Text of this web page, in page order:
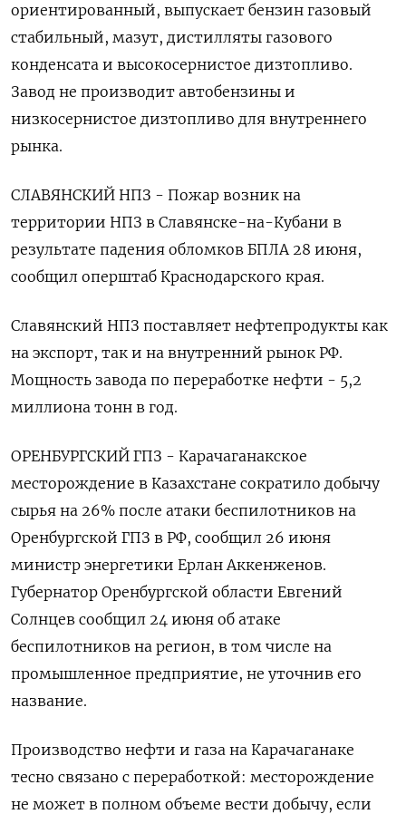
ориентированный, выпускает бензин газовый
стабильный, мазут, дистилляты газового
конденсата и высокосернистое дизтопливо.
Завод не производит автобензины и
низкосернистое дизтопливо для внутреннего
рынка.
СЛАВЯНСКИЙ НПЗ - Пожар возник на
территории НПЗ в Славянске-на-Кубани в
результате падения обломков БПЛА 28 июня,
сообщил оперштаб Краснодарского края.
Славянский НПЗ поставляет нефтепродукты как
на экспорт, так и на внутренний рынок РФ.
Мощность завода по переработке нефти - 5,2
миллиона тонн в год.
ОРЕНБУРГСКИЙ ГПЗ - Карачаганакское
месторождение в Казахстане сократило добычу
сырья на 26% после атаки беспилотников на
Оренбургской ГПЗ в РФ, сообщил 26 июня
министр энергетики Ерлан Аккенженов.
Губернатор Оренбургской области Евгений
Солнцев сообщил 24 июня об атаке
беспилотников на регион, в том числе на
промышленное предприятие, не уточнив его
название.
Производство нефти и газа на Карачаганаке
тесно связано с переработкой: месторождение
не может в полном объеме вести добычу, если